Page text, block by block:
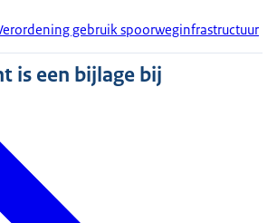
gebruik spoorweginfrastructuur
is een bijlage bij